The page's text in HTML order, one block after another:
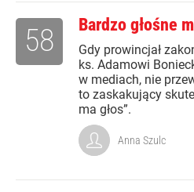
Bardzo głośne
Gdy prowincjał
ks. Adamowi
w mediach, nie
to zaskakujący
ma głos”.
58
Anna Szulc